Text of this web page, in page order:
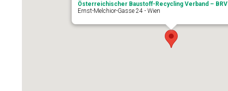
Österreichischer Baustoff-Recycling Verband – BRV
Ernst-Melchior-Gasse 24 - Wien